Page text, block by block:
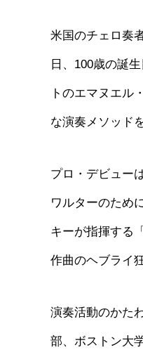
米国のチェロ奏
日、100歳の誕
トのエマヌエル
な演奏メソッド
プロ・デビュー
ワルターのため
キーが指揮する
作曲のヘブライ
演奏活動のかた
部、ボストン大